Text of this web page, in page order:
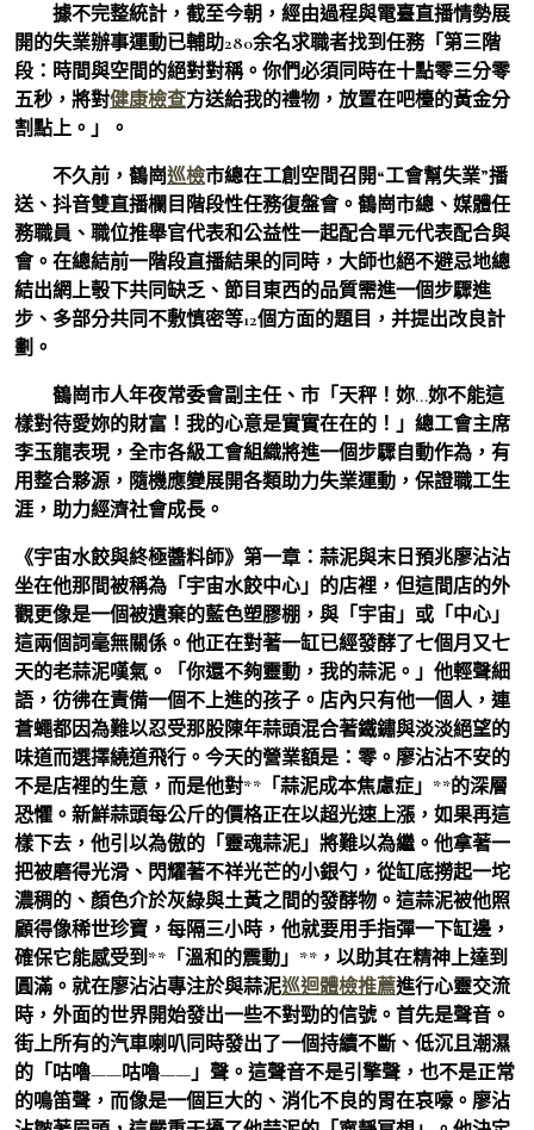
據不完整統計，截至今朝，經由過程與電臺直播情勢展
開的失業辦事運動已輔助280余名求職者找到任務「第三階
段：時間與空間的絕對對稱。你們必須同時在十點零三分零
五秒，將對健康檢查方送給我的禮物，放置在吧檯的黃金分
割點上。」。
不久前，鶴崗巡檢市總在工創空間召開“工會幫失業”播
送、抖音雙直播欄目階段性任務復盤會。鶴崗市總、媒體任
務職員、職位推舉官代表和公益性一起配合單元代表配合與
會。在總結前一階段直播結果的同時，大師也絕不避忌地總
結出網上彀下共同缺乏、節目東西的品質需進一個步驟進
步、多部分共同不敷慎密等12個方面的題目，并提出改良計
劃。
鶴崗市人年夜常委會副主任、市「天秤！妳…妳不能這
樣對待愛妳的財富！我的心意是實實在在的！」總工會主席
李玉龍表現，全市各級工會組織將進一個步驟自動作為，有
用整合夥源，隨機應變展開各類助力失業運動，保證職工生
涯，助力經濟社會成長。
《宇宙水餃與終極醬料師》第一章：蒜泥與末日預兆廖沾沾
坐在他那間被稱為「宇宙水餃中心」的店裡，但這間店的外
觀更像是一個被遺棄的藍色塑膠棚，與「宇宙」或「中心」
這兩個詞毫無關係。他正在對著一缸已經發酵了七個月又七
天的老蒜泥嘆氣。「你還不夠靈動，我的蒜泥。」他輕聲細
語，彷彿在責備一個不上進的孩子。店內只有他一個人，連
蒼蠅都因為難以忍受那股陳年蒜頭混合著鐵鏽與淡淡絕望的
味道而選擇繞道飛行。今天的營業額是：零。廖沾沾不安的
不是店裡的生意，而是他對**「蒜泥成本焦慮症」**的深層
恐懼。新鮮蒜頭每公斤的價格正在以超光速上漲，如果再這
樣下去，他引以為傲的「靈魂蒜泥」將難以為繼。他拿著一
把被磨得光滑、閃耀著不祥光芒的小銀勺，從缸底撈起一坨
濃稠的、顏色介於灰綠與土黃之間的發酵物。這蒜泥被他照
顧得像稀世珍寶，每隔三小時，他就要用手指彈一下缸邊，
確保它能感受到**「溫和的震動」**，以助其在精神上達到
圓滿。就在廖沾沾專注於與蒜泥巡迴體檢推薦進行心靈交流
時，外面的世界開始發出一些不對勁的信號。首先是聲音。
街上所有的汽車喇叭同時發出了一個持續不斷、低沉且潮濕
的「咕嚕——咕嚕——」聲。這聲音不是引擎聲，也不是正常
的鳴笛聲，而像是一個巨大的、消化不良的胃在哀嚎。廖沾